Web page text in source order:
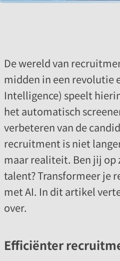
De wereld van
midden in een revolutie
Intelligence) speelt
het automatisch
verbeteren van de
recruitment is niet
maar realiteit. Ben jij op
talent? Transformeer je
met AI. In dit artikel
over.
Efficiënter